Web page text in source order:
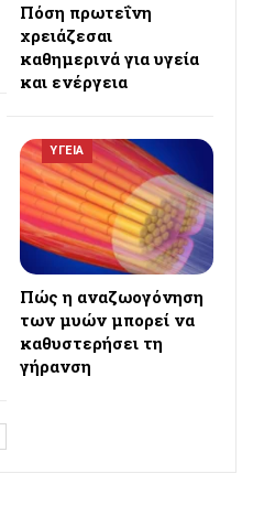
Πόση πρωτεΐνη
χρειάζεσαι
καθημερινά για υγεία
και ενέργεια
ΥΓΕΙΑ
Πώς η αναζωογόνηση
των μυών μπορεί να
καθυστερήσει τη
γήρανση